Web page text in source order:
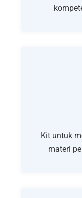
Kit untuk
materi